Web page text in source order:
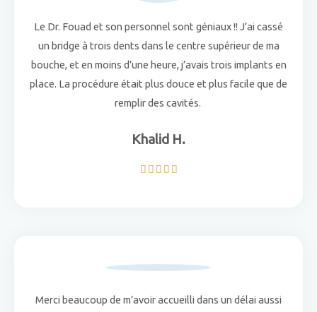
Le Dr. Fouad et son personnel sont géniaux !! J’ai cassé
un bridge à trois dents dans le centre supérieur de ma
bouche, et en moins d’une heure, j’avais trois implants en
place. La procédure était plus douce et plus facile que de
remplir des cavités.
Khalid H.
    5
Merci beaucoup de m’avoir accueilli dans un délai aussi